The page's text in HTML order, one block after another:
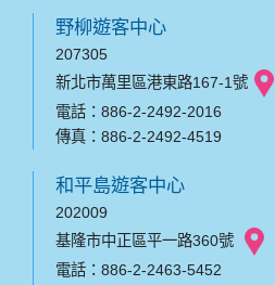
野柳遊客中心
207305
新北市萬里區港東路167-1號
電話：886-2-2492-2016
傳真：886-2-2492-4519
和平島遊客中心
202009
基隆市中正區平一路360號
電話：886-2-2463-5452